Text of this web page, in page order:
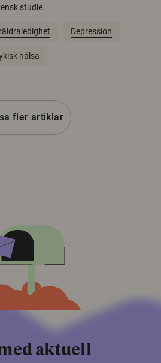
studie.
Depression
hälsa
fler artiklar
aktuell